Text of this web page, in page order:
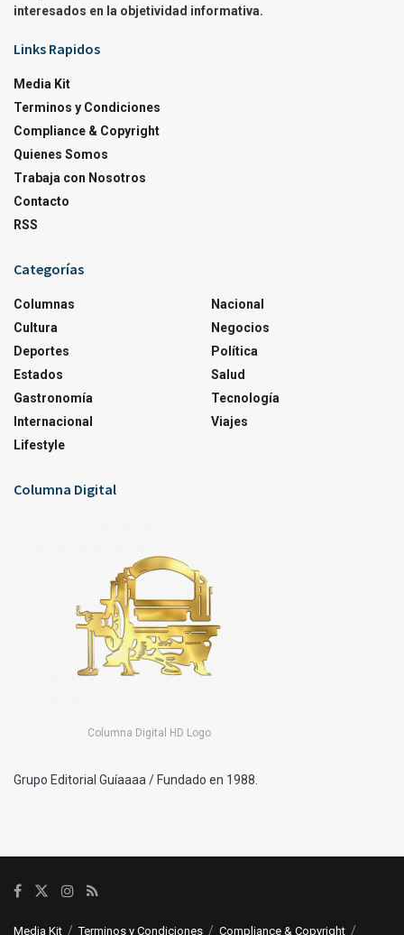
interesados en la objetividad informativa.
Links Rapidos
Media Kit
Terminos y Condiciones
Compliance & Copyright
Quienes Somos
Trabaja con Nosotros
Contacto
RSS
Categorías
Columnas
Cultura
Deportes
Estados
Gastronomía
Internacional
Lifestyle
Nacional
Negocios
Política
Salud
Tecnología
Viajes
Columna Digital
Columna Digital HD Logo
Grupo Editorial Guíaaaa / Fundado en 1988.
Media Kit Terminos y Condiciones Compliance & Copyright